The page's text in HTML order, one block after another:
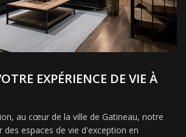
EXPÉRIENCE DE VIE À
au cœur de la ville de Gatineau, notre
des espaces de vie d'exception en